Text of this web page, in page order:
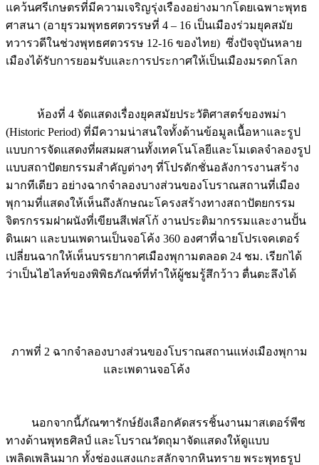
แคว้นศรีเกษตรที่มีความเจริญรุ่งเรืองอย่างมากโดยเฉพาะพุทธ
ศาสนา (อายุรวมพุทธศตวรรษที่ 4 – 16 เป็นเมืองร่วมยุคสมัย
ทวารวดีในช่วงพุทธศตวรรษ 12-16 ของไทย) ซึ่งปัจจุบันหลาย
เมืองได้รับการยอมรับและการประกาศให้เป็นเมืองมรดกโลก
ห้องที่ 4 จัดแสดงเรื่องยุคสมัยประวัติศาสตร์ของพม่า
(Historic Period) ที่มีความน่าสนใจทั้งด้านข้อมูลเนื้อหาและรูป
แบบการจัดแสดงที่ผสมผสานทั้งเทคโนโลยีและโมเดลจำลองรูป
แบบสถาปัตยกรรมสำคัญต่างๆ ที่โปรดักชั่นอลังการงานสร้าง
มากทีเดียว อย่างฉากจำลองบางส่วนของโบราณสถานที่เมือง
พุกามที่แสดงให้เห็นถึงลักษณะโครงสร้างทางสถาปัตยกรรม
จิตรกรรมฝาผนังที่เขียนสีเฟสโก้ งานประติมากรรมและงานปั้น
ดินเผา และบนเพดานเป็นจอโค้ง 360 องศาที่ฉายโปรเจคเตอร์
เปลี่ยนฉากให้เห็นบรรยากาศเมืองพุกามตลอด 24 ชม. เรียกได้
ว่าเป็นไฮไลท์ของพิพิธภัณฑ์ที่ทำให้ผู้ชมรู้สึกว้าว ตื่นตะลึงได้
ภาพที่ 2 ฉากจำลองบางส่วนของโบราณสถานแห่งเมืองพุกาม
และเพดานจอโค้ง
นอกจากนี้ภัณฑารักษ์ยังเลือกคัดสรรชิ้นงานมาสเตอร์พีซ
ทางด้านพุทธศิลป์ และโบราณวัตถุมาจัดแสดงให้ดูแบบ
เพลิดเพลินมาก ทั้งช่องแสงแกะสลักจากหินทราย พระพุทธรูป